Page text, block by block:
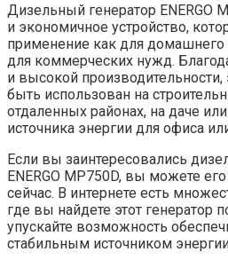
Дизельный генератор ENERGO
и экономичное устройство,
применение как для домашнего
для коммерческих нужд.
и высокой производительности,
быть использован на
отдаленных районах, на даче
источника энергии для офиса
Если вы заинтересовались
ENERGO MP750D, вы можете
сейчас. В интернете есть
где вы найдете этот генератор
упускайте возможность
стабильным источником